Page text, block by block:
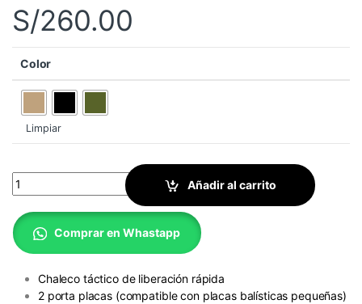
Chaleco táctico de liberación rápida
2 porta placas (compatible con placas balísticas pequeñas)
S/260.00
Color
Limpiar
Chaleco AMPI LR Placa Chica+ Botiquín quantity
Añadir al carrito
Comprar en Whastapp